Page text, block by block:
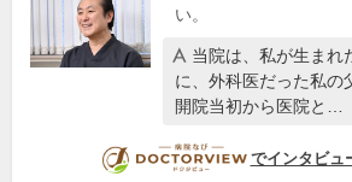
い。
当院は、私が生まれ
に、外科医だった私の
開院当初から医院と…
でインタビュ